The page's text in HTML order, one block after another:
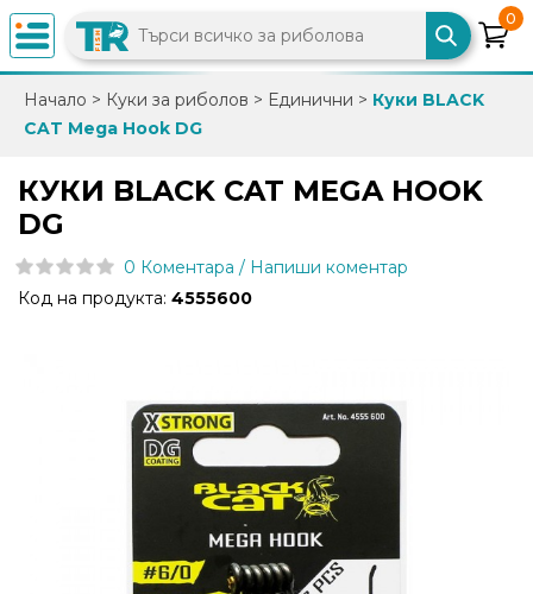
×
0882
086
info@trfish.com
Промоции
продукти
0
Начало > Куки за риболов > Единични > Куки BLACK
CAT Mega Hook DG
КУКИ BLACK CAT MEGA HOOK
DG
0 Коментара / Напиши коментар
Код на продукта: 4555600